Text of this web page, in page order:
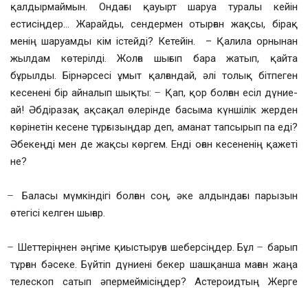
қалдырмаймын. Ондағы қауырт шаруа туралы кейін
естисіңдер… Жарайды, сендермен отырған жақсы, бірақ
менің шаруамды кім істейді? Кетейін. – Қалила орнынан
жылдам көтерілді. Жолға шығып бара жатып, қайта
бұрылды. Бірнәрсесі ұмыт қалғандай, әлі толық бітпеген
кесенені бір айналып шықты: ̶ Қап, қор болған есіл дүние-
ай! Әбдіразақ ақсақал өлерінде басыма күншілік жерден
көрінетін кесене тұрғызыңдар деп, аманат тапсырып па еді?
Әбекеңді мен де жақсы көргем. Енді оған кесененің қажеті
не?
̶ Баласы мүмкіндігі болған соң, әке алдындағы парызын
өтегісі келген шығар.
̶ Шеттеріңнен әңгіме қиыстыруға шеберсіңдер. Бұл ̶ барып
тұрған бәсеке. Бүйтіп дүниені бекер шашқанша маған жаңа
телескоп сатып әпермеймісіңдер? Астероидтың Жерге